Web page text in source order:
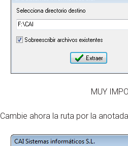
MUY
Cambie ahora la ruta por la